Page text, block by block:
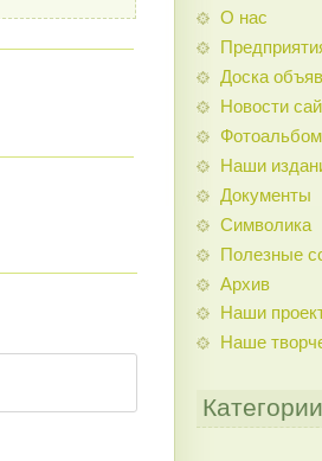
О нас
Доска
Новости
Наши
Документы
Символика
Полезные
Архив
Наши
Наше